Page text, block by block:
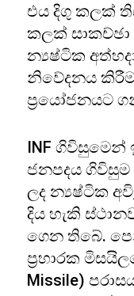
එය දිගු කලක්
කලක්
න්‍යෂ්ටික
නිවේදනය කිරීම
ප්‍රයෝජනයට
INF
ජනපදය
ලද න්‍යෂ්ටික
දිය හැකි
ගෙන තිබේ.
ප්‍රහාරක
Missile)